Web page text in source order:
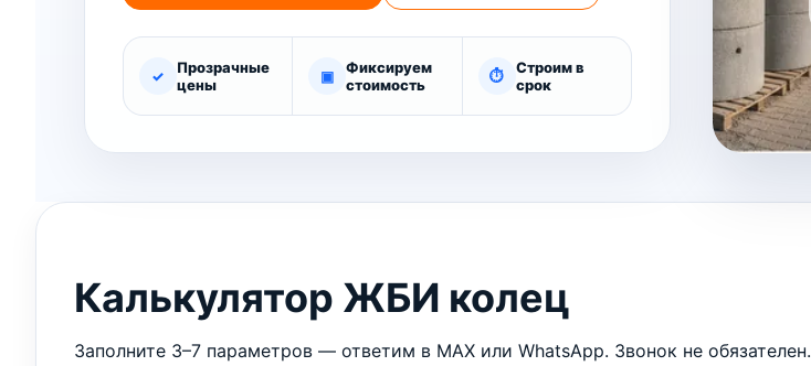
✓
Прозрачные
цены
▣
Фиксируем
стоимость
⏱
Строим в
срок
Калькулятор ЖБИ колец
Заполните 3–7 параметров — ответим в MAX или WhatsApp. Звонок не обязателен.